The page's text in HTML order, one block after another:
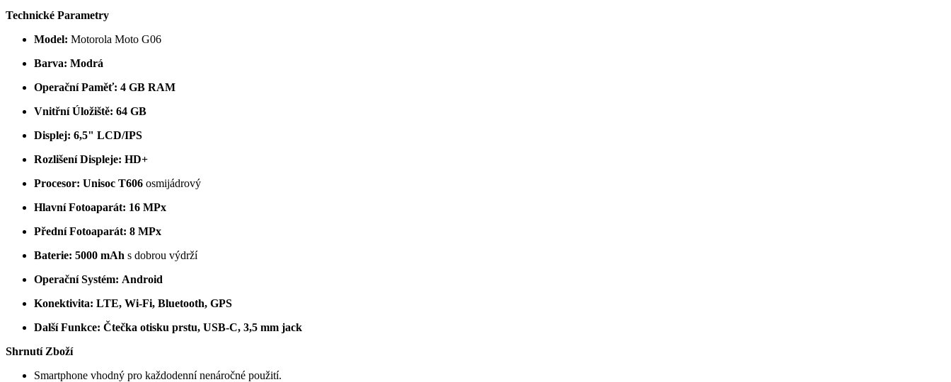
Technické Parametry
Model: Motorola Moto G06
Barva: Modrá
Operační Paměť: 4 GB RAM
Vnitřní Úložiště: 64 GB
Displej: 6,5" LCD/IPS
Rozlišení Displeje: HD+
Procesor: Unisoc T606 osmijádrový
Hlavní Fotoaparát: 16 MPx
Přední Fotoaparát: 8 MPx
Baterie: 5000 mAh s dobrou výdrží
Operační Systém: Android
Konektivita: LTE, Wi-Fi, Bluetooth, GPS
Další Funkce: Čtečka otisku prstu, USB-C, 3,5 mm jack
Shrnutí Zboží
Smartphone vhodný pro každodenní nenáročné použití.